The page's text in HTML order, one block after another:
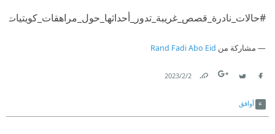
#حالات_نادرة_قصص_غريبة_تدور_أحداثها_حول_مراهقات_كويتيات
مشاركة من Rand Fadi Abo Eid
2‏/2‏/2023
أوافق